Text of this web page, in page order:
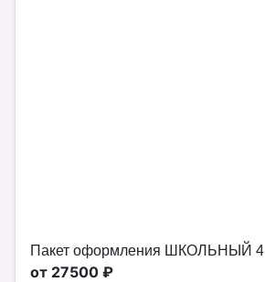
Пакет оформления ШКОЛЬНЫЙ 4
от 27500 ₽